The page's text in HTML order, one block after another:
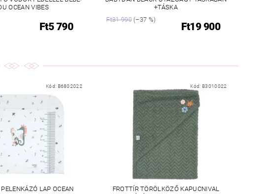
OCEAN VIBES
Ft5 790
+TÁSKA
Ft31 990(–37 %)
Ft19 900
Kód: B6802022
LAP OCEAN
Kód: B3010022
FROTTÍR TÖRÖLKÖZŐ KAPUCNIVAL